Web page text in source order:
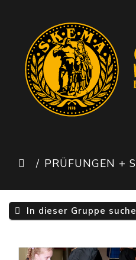
PRÜFUNGEN +
In dieser Gruppe